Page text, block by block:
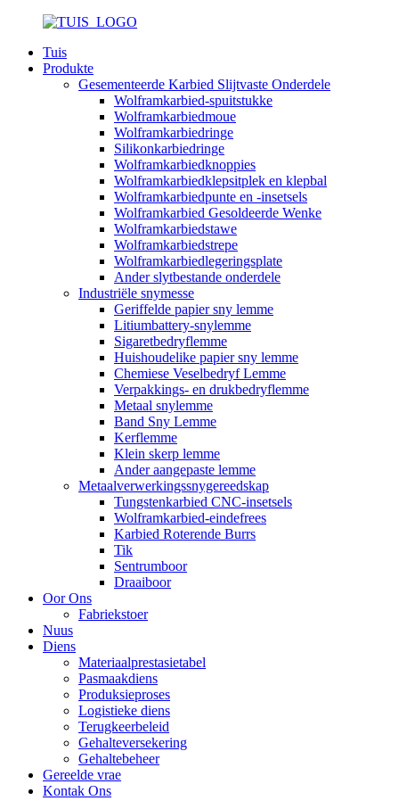
Tuis
Produkte
Gesementeerde Karbied Slijtvaste Onderdele
Wolframkarbied-spuitstukke
Wolframkarbiedmoue
Wolframkarbiedringe
Silikonkarbiedringe
Wolframkarbiedknoppies
Wolframkarbiedklepsitplek en klepbal
Wolframkarbiedpunte en -insetsels
Wolframkarbied Gesoldeerde Wenke
Wolframkarbiedstawe
Wolframkarbiedstrepe
Wolframkarbiedlegeringsplate
Ander slytbestande onderdele
Industriële snymesse
Geriffelde papier sny lemme
Litiumbattery-snylemme
Sigaretbedryflemme
Huishoudelike papier sny lemme
Chemiese Veselbedryf Lemme
Verpakkings- en drukbedryflemme
Metaal snylemme
Band Sny Lemme
Kerflemme
Klein skerp lemme
Ander aangepaste lemme
Metaalverwerkingssnygereedskap
Tungstenkarbied CNC-insetsels
Wolframkarbied-eindefrees
Karbied Roterende Burrs
Tik
Sentrumboor
Draaiboor
Oor Ons
Fabriekstoer
Nuus
Diens
Materiaalprestasietabel
Pasmaakdiens
Produksieproses
Logistieke diens
Terugkeerbeleid
Gehalteversekering
Gehaltebeheer
Gereelde vrae
Kontak Ons